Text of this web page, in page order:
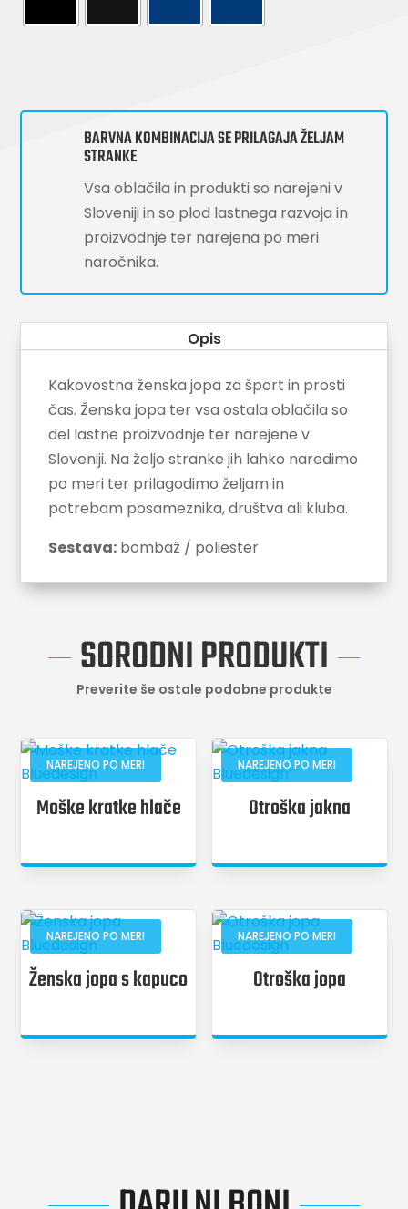
BARVNA KOMBINACIJA SE PRILAGAJA ŽELJAM
STRANKE
Vsa oblačila in produkti so narejeni v
Sloveniji in so plod lastnega razvoja in
proizvodnje ter narejena po meri
naročnika.
Opis
Kakovostna ženska jopa za šport in prosti
čas. Ženska jopa ter vsa ostala oblačila so
del lastne proizvodnje ter narejene v
Sloveniji. Na željo stranke jih lahko naredimo
po meri ter prilagodimo željam in
potrebam posameznika, društva ali kluba.
Sestava: bombaž / poliester
SORODNI PRODUKTI
Preverite še ostale podobne produkte
NAREJENO PO MERI
Moške kratke hlače
NAREJENO PO MERI
Otroška jakna
NAREJENO PO MERI
Ženska jopa s kapuco
NAREJENO PO MERI
Otroška jopa